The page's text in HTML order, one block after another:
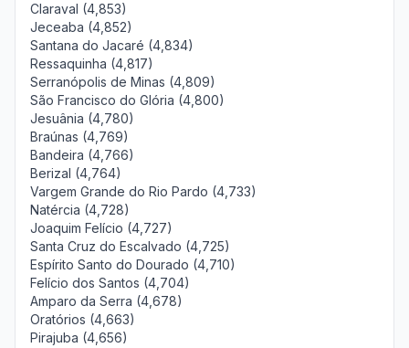
Claraval (4,853)
Jeceaba (4,852)
Santana do Jacaré (4,834)
Ressaquinha (4,817)
Serranópolis de Minas (4,809)
São Francisco do Glória (4,800)
Jesuânia (4,780)
Braúnas (4,769)
Bandeira (4,766)
Berizal (4,764)
Vargem Grande do Rio Pardo (4,733)
Natércia (4,728)
Joaquim Felício (4,727)
Santa Cruz do Escalvado (4,725)
Espírito Santo do Dourado (4,710)
Felício dos Santos (4,704)
Amparo da Serra (4,678)
Oratórios (4,663)
Pirajuba (4,656)